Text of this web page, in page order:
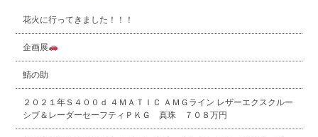
花火に行ってきました！！！
企画展
鯖の助
２０２１年Ｓ４００ｄ ４ＭＡＴＩＣ ＡＭＧライン レザーエクスクルー
シブ＆レーダーセーフティＰＫＧ 真珠 ７０８万円